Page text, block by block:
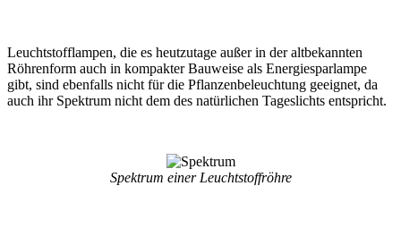
Leuchtstofflampen, die es heutzutage außer in der altbekannten
Röhrenform auch in kompakter Bauweise als Energiesparlampe
gibt, sind ebenfalls nicht für die Pflanzenbeleuchtung geeignet, da
auch ihr Spektrum nicht dem des natürlichen Tageslichts entspricht.
Spektrum einer Leuchtstoffröhre